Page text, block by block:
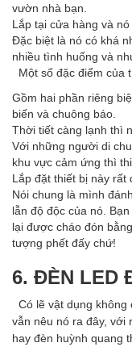
vườn nhà bạn.
Lắp tại cửa hàng và
Đặc biệt là nó có khá
nhiều tình huống và
Một số đặc điểm của
Gồm hai phần riêng
biến và chuông báo.
Thời tiết càng lạnh thì
Với những người di
khu vực cảm ứng thì
Lắp đặt thiết bị này rất
Nói chung là mình
lẫn độ độc của nó.
lại được cháo đón
tượng phết đấy chứ!
6. ĐÈN LED
Có lẽ vật dụng
vẫn nêu nó ra đây, với
hay đèn huỳnh quang